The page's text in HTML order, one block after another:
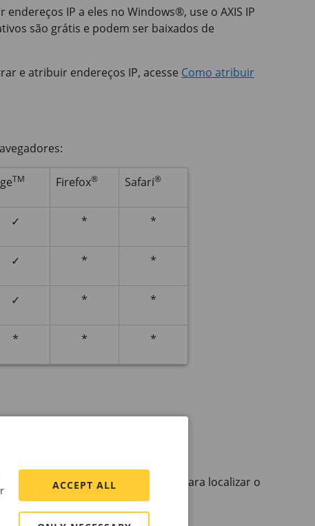
IP a eles no Windows®, use o AXIS IP
são grátis e podem ser baixados de
e atribuir endereços IP, acesse Como atribuir
TM Firefox® Safari®
✓ * *
✓ * *
✓ * *
* * *
Utility ou oAXIS Device
Manager para localizar o
ACCEPT ALL